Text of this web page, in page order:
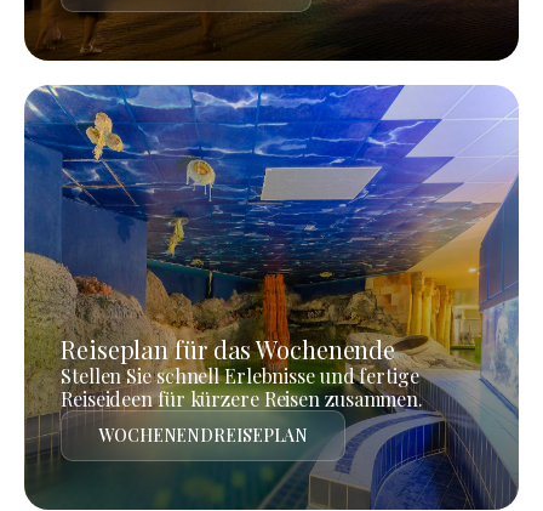
Reiseplan für das Wochenende
Stellen Sie schnell Erlebnisse und fertige
Reiseideen für kürzere Reisen zusammen.
WOCHENENDREISEPLAN